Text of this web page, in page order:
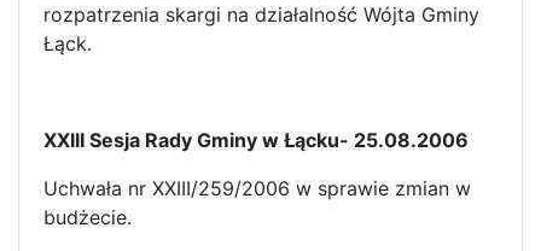
rozpatrzenia skargi na działalność Wójta Gminy
Łąck.
XXIII Sesja Rady Gminy w Łącku- 25.08.2006
Uchwała nr XXIII/259/2006 w sprawie zmian w
budżecie.